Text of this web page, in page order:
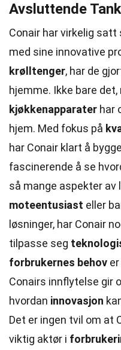
Avsluttende
Conair har virkelig
med sine innovative
krølltenger, har de
hjemme. Ikke bare
kjøkkenapparater har
hjem. Med fokus på
har Conair klart å
fascinerende å se
så mange aspekter av
moteentusiast eller
løsninger, har Conair
tilpasse seg
forbrukernes behov
Conairs innflytelse gir
hvordan innovasjon
Det er ingen tvil om at
viktig aktør i